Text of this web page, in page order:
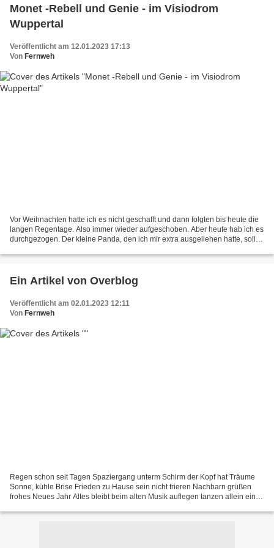
Monet -Rebell und Genie - im Visiodrom
Wuppertal
Veröffentlicht am 12.01.2023 17:13
Von Fernweh
Vor Weihnachten hatte ich es nicht geschafft und dann folgten bis heute die
langen Regentage. Also immer wieder aufgeschoben. Aber heute hab ich es
durchgezogen. Der kleine Panda, den ich mir extra ausgeliehen hatte, sollte
Ein Artikel von Overblog
Veröffentlicht am 02.01.2023 12:11
Von Fernweh
Regen schon seit Tagen Spaziergang unterm Schirm der Kopf hat Träume
Sonne, kühle Brise Frieden zu Hause sein nicht frieren Nachbarn grüßen
frohes Neues Jahr Altes bleibt beim alten Musik auflegen tanzen allein ein